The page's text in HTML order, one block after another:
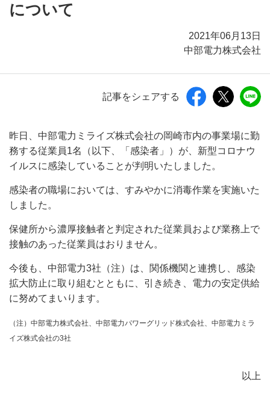
について
2021年06月13日
中部電力株式会社
記事をシェアする
昨日、中部電力ミライズ株式会社の岡崎市内の事業場に勤
務する従業員1名（以下、「感染者」）が、新型コロナウ
イルスに感染していることが判明いたしました。
感染者の職場においては、すみやかに消毒作業を実施いた
しました。
保健所から濃厚接触者と判定された従業員および業務上で
接触のあった従業員はおりません。
今後も、中部電力3社（注）は、関係機関と連携し、感染
拡大防止に取り組むとともに、引き続き、電力の安定供給
に努めてまいります。
（注）中部電力株式会社、中部電力パワーグリッド株式会社、中部電力ミラ
イズ株式会社の3社
以上